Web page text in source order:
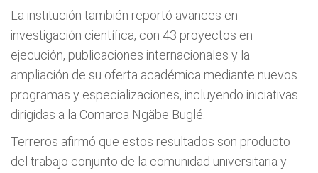
La institución también reportó avances en
investigación científica, con 43 proyectos en
ejecución, publicaciones internacionales y la
ampliación de su oferta académica mediante nuevos
programas y especializaciones, incluyendo iniciativas
dirigidas a la Comarca Ngäbe Buglé.
Terreros afirmó que estos resultados son producto
del trabajo conjunto de la comunidad universitaria y